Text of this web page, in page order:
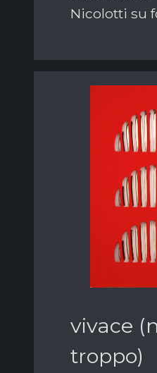
Nicolotti su
vivace
troppo)